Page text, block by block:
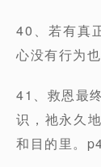
40、若有真
心没有行为
41、救恩最
识，祂永久
和目的里。